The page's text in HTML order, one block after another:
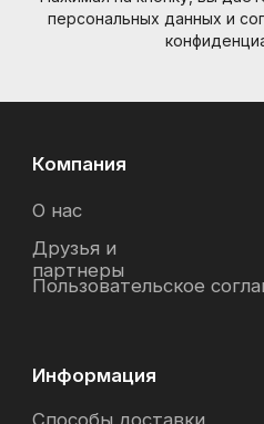
персональных данных и